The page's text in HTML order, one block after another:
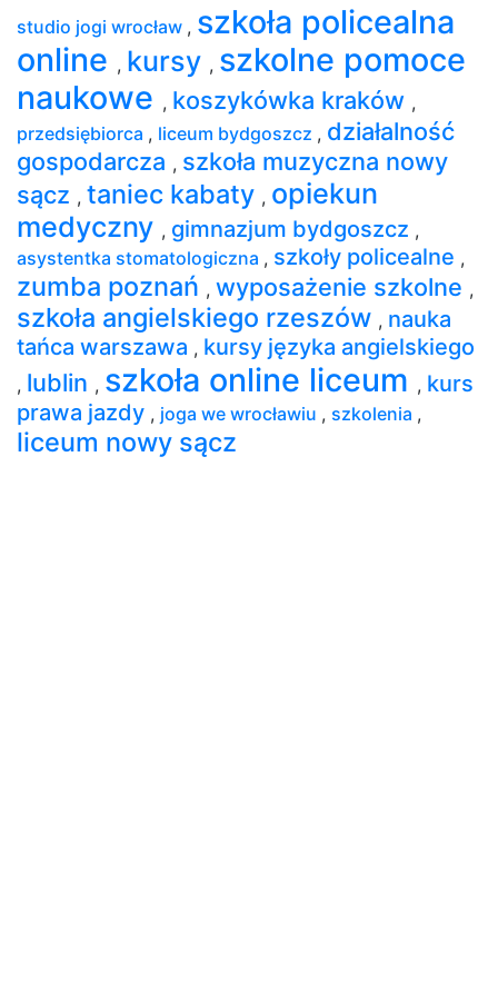
studio jogi wrocław , szkoła policealna
online , kursy , szkolne pomoce
naukowe , koszykówka kraków ,
przedsiębiorca , liceum bydgoszcz , działalność
gospodarcza , szkoła muzyczna nowy
sącz , taniec kabaty , opiekun
medyczny , gimnazjum bydgoszcz ,
asystentka stomatologiczna , szkoły policealne ,
zumba poznań , wyposażenie szkolne ,
szkoła angielskiego rzeszów , nauka
tańca warszawa , kursy języka angielskiego
, lublin , szkoła online liceum , kurs
prawa jazdy , joga we wrocławiu , szkolenia ,
liceum nowy sącz